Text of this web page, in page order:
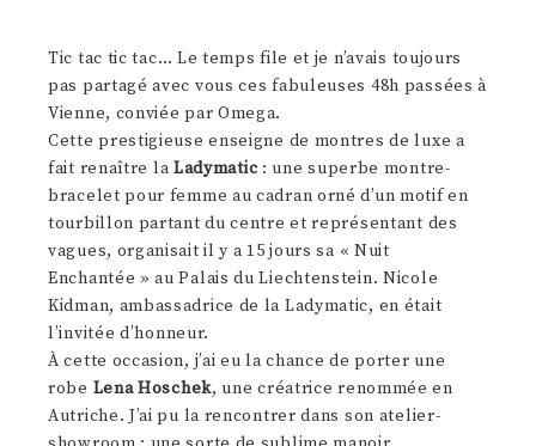
Tic tac tic tac… Le temps file et je n’avais toujours
pas partagé avec vous ces fabuleuses 48h passées à
Vienne, conviée par Omega.
Cette prestigieuse enseigne de montres de luxe a
fait renaître laLadymatic : une superbe montre-
bracelet pour femme au cadran orné d’un motif en
tourbillon partant du centre et représentant des
vagues, organisait il y a 15 jours sa « Nuit
Enchantée » au Palais du Liechtenstein. Nicole
Kidman, ambassadrice de la Ladymatic, en était
l’invitée d’honneur.
À cette occasion, j’ai eu la chance de porter une
robe Lena Hoschek, une créatrice renommée en
Autriche. J’ai pu la rencontrer dans son atelier-